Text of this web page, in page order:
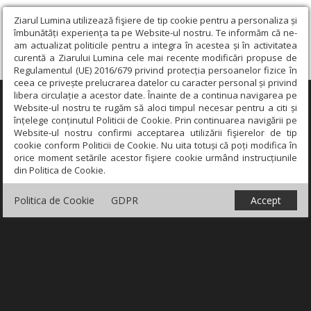
Ziarul Lumina utilizează fişiere de tip cookie pentru a personaliza și
îmbunătăți experiența ta pe Website-ul nostru. Te informăm că ne-
am actualizat politicile pentru a integra în acestea și în activitatea
curentă a Ziarului Lumina cele mai recente modificări propuse de
Regulamentul (UE) 2016/679 privind protecția persoanelor fizice în
ceea ce privește prelucrarea datelor cu caracter personal și privind
libera circulație a acestor date. Înainte de a continua navigarea pe
Website-ul nostru te rugăm să aloci timpul necesar pentru a citi și
înțelege conținutul Politicii de Cookie. Prin continuarea navigării pe
Website-ul nostru confirmi acceptarea utilizării fişierelor de tip
cookie conform Politicii de Cookie. Nu uita totuși că poți modifica în
orice moment setările acestor fişiere cookie urmând instrucțiunile
din Politica de Cookie.
Politica de Cookie GDPR Accept
×